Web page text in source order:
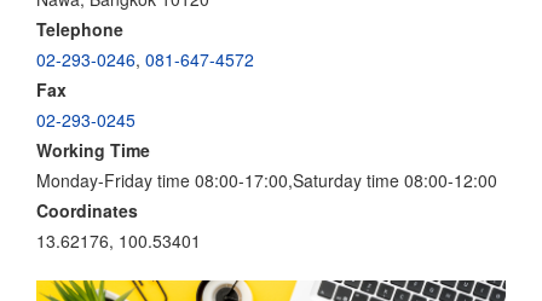
Telephone
02-293-0246, 081-647-4572
Fax
02-293-0245
Working Time
Monday-Friday time 08:00-17:00,Saturday time 08:00-12:00
Coordinates
13.62176, 100.53401